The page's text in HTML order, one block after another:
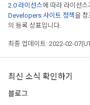
2.0 라이선스에 따라 라이선
Developers 사이트 정책을
의 등록 상표입니다.
최종 업데이트: 2022-02-
최신 소식 확인하기
블로그